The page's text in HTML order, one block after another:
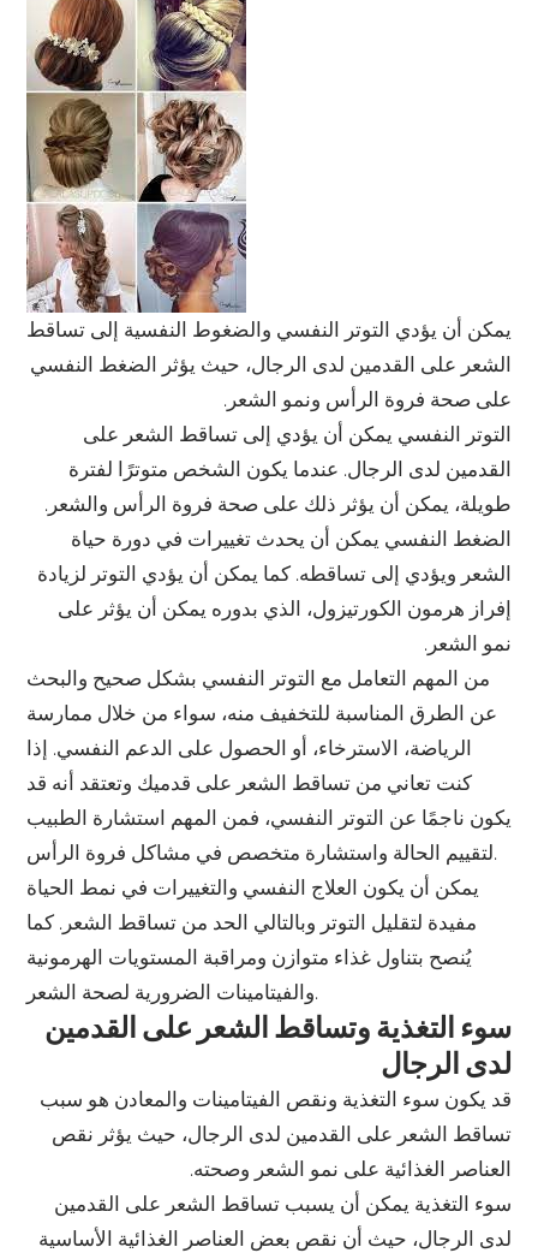
يمكن أن يؤدي التوتر النفسي والضغوط النفسية إلى تساقط
الشعر على القدمين لدى الرجال، حيث يؤثر الضغط النفسي
على صحة فروة الرأس ونمو الشعر.
التوتر النفسي يمكن أن يؤدي إلى تساقط الشعر على
القدمين لدى الرجال. عندما يكون الشخص متوترًا لفترة
طويلة، يمكن أن يؤثر ذلك على صحة فروة الرأس والشعر.
الضغط النفسي يمكن أن يحدث تغييرات في دورة حياة
الشعر ويؤدي إلى تساقطه. كما يمكن أن يؤدي التوتر لزيادة
إفراز هرمون الكورتيزول، الذي بدوره يمكن أن يؤثر على
نمو الشعر.
من المهم التعامل مع التوتر النفسي بشكل صحيح والبحث
عن الطرق المناسبة للتخفيف منه، سواء من خلال ممارسة
الرياضة، الاسترخاء، أو الحصول على الدعم النفسي. إذا
كنت تعاني من تساقط الشعر على قدميك وتعتقد أنه قد
يكون ناجمًا عن التوتر النفسي، فمن المهم استشارة الطبيب
لتقييم الحالة واستشارة متخصص في مشاكل فروة الرأس.
يمكن أن يكون العلاج النفسي والتغييرات في نمط الحياة
مفيدة لتقليل التوتر وبالتالي الحد من تساقط الشعر. كما
يُنصح بتناول غذاء متوازن ومراقبة المستويات الهرمونية
والفيتامينات الضرورية لصحة الشعر.
سوء التغذية وتساقط الشعر على القدمين
لدى الرجال
قد يكون سوء التغذية ونقص الفيتامينات والمعادن هو سبب
تساقط الشعر على القدمين لدى الرجال، حيث يؤثر نقص
العناصر الغذائية على نمو الشعر وصحته.
سوء التغذية يمكن أن يسبب تساقط الشعر على القدمين
لدى الرجال، حيث أن نقص بعض العناصر الغذائية الأساسية